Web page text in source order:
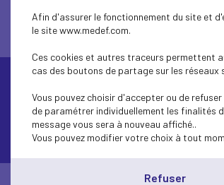
Contactez-nous
Afin d'assurer le fonctionnement du site et
le site www.medef.com.
Ces cookies et autres traceurs permettent
cas des boutons de partage sur les
Vous pouvez choisir d'accepter ou de
de paramétrer individuellement les finalités
message vous sera à nouveau affiché..
Vous pouvez modifier votre choix à tout
Refuser